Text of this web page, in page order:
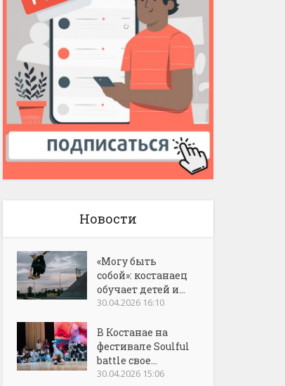
Новости
«Могу быть
собой»: костанаец
обучает детей и...
30.04.2026 16:10
В Костанае на
фестивале Soulful
battle свое...
30.04.2026 15:06